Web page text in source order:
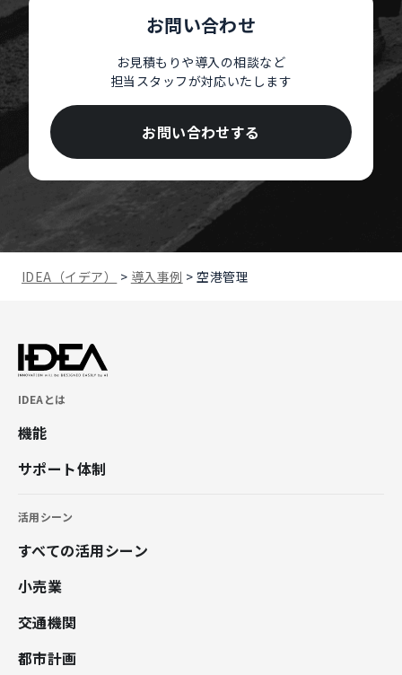
お問い合わせ
お見積もりや導入の相談など
担当スタッフが対応いたします
お問い合わせする
IDEA（イデア） > 導入事例 >空港管理
IDEAとは
機能
サポート体制
活用シーン
すべての活用シーン
小売業
交通機関
都市計画